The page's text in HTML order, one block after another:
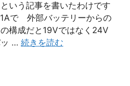
いう記事を書いたわけです
で 外部バッテリーからの
構成だと19Vではなく24V
ッ … 続きを読む